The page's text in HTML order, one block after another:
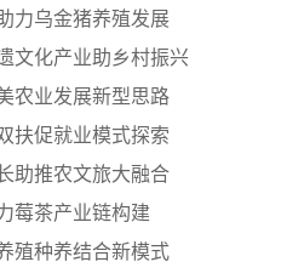
力乌金猪养殖发展
文化产业助乡村振兴
农业发展新型思路
扶促就业模式探索
助推农文旅大融合
莓茶产业链构建
殖种养结合新模式